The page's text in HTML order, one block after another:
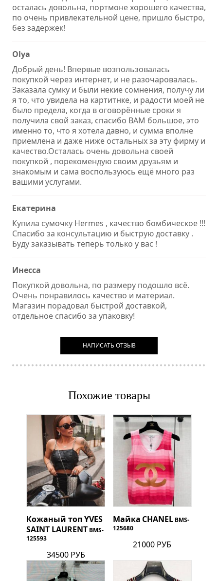
осталась довольна, портмоне хорошего качества,
по очень привлекательной цене, пришло быстро,
без задержек!
Olya
Добрый день! Впервые возпользовалась
покупкой через интернет, и не разочаровалась.
Заказала сумку и были некие сомнения, получу ли
я то, что увидела на картитнке, и радости моей не
было предела, когда в оговорённые сроки я
получила свой заказ, спасибо ВАМ большое, это
именно то, что я хотела давно, и сумма вполне
приемлена и даже ниже остальных за эту фирму и
качество.Осталась очень довольна своей
покупкой , порекомендую своим друзьям и
знакомым и сама воспользуюсь ещё много раз
вашими услугами.
Екатерина
Купила сумочку Hermes , качество бомбическое !!!
Спасибо за консультацию и быструю доставку .
Буду заказывать теперь только у вас !
Инесса
Покупкой довольна, по размеру подошло всё.
Очень понравилось качество и материал.
Магазин порадовал быстрой доставкой,
отдельное спасибо за упаковку!
НАПИСАТЬ ОТЗЫВ
Похожие товары
Кожаный топYVES
SAINT LAURENT BMS-
125593
34500 РУБ
Майка CHANEL BMS-
125680
21000 РУБ